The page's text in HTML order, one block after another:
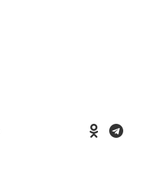
YouTubeVKontakte
LinkedIn
Flickr